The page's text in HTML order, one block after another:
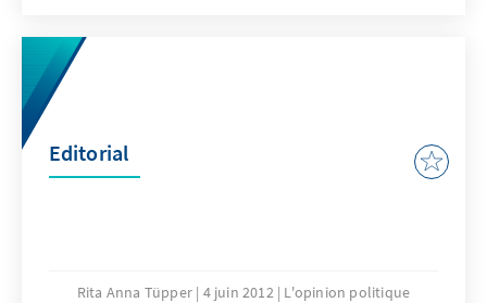
Editorial
Rita Anna Tüpper 4 juin 2012 L'opinion politique